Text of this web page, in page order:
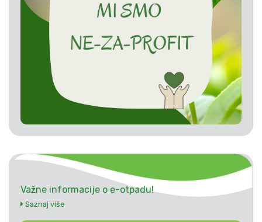
Važne informacije o e-otpadu!
Saznaj više